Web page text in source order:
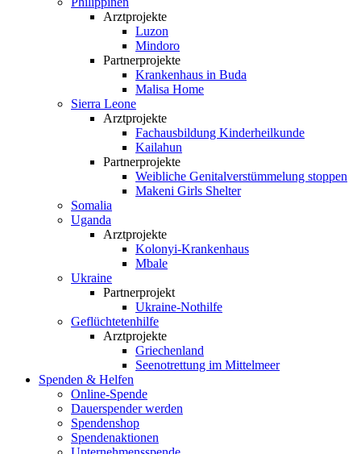
Arztprojekte
Luzon
Mindoro
Partnerprojekte
Krankenhaus in Buda
Malisa Home
Sierra Leone
Arztprojekte
Fachausbildung Kinderheilkunde
Kailahun
Partnerprojekte
Weibliche Genital­verstümmelung stoppen
Makeni Girls Shelter
Somalia
Uganda
Arztprojekte
Kolonyi-Krankenhaus
Mbale
Ukraine
Partnerprojekt
Ukraine-Nothilfe
Geflüchtetenhilfe
Arztprojekte
Griechenland
Seenotrettung im Mittelmeer
Spenden & Helfen
Online-Spende
Dauerspender werden
Spendenshop
Spendenaktionen